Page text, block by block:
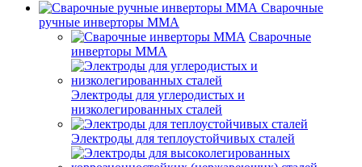
Сварочные
ручные инверторы MMA
Сварочные
инверторы MMA
Электроды для углеродистых и
низколегированных сталей
Электроды для теплоустойчивых сталей